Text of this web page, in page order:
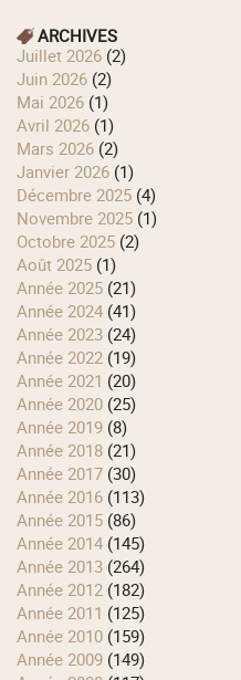
ARCHIVES
juillet 2026 (2)
juin 2026 (2)
mai 2026 (1)
avril 2026 (1)
mars 2026 (2)
janvier 2026 (1)
décembre 2025 (4)
novembre 2025 (1)
octobre 2025 (2)
août 2025 (1)
année 2025 (21)
année 2024 (41)
année 2023 (24)
année 2022 (19)
année 2021 (20)
année 2020 (25)
année 2019 (8)
année 2018 (21)
année 2017 (30)
année 2016 (113)
année 2015 (86)
année 2014 (145)
année 2013 (264)
année 2012 (182)
année 2011 (125)
année 2010 (159)
année 2009 (149)